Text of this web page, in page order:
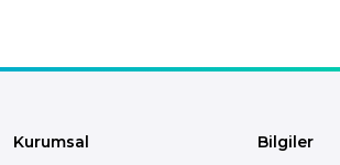
Kurumsal Bilgiler